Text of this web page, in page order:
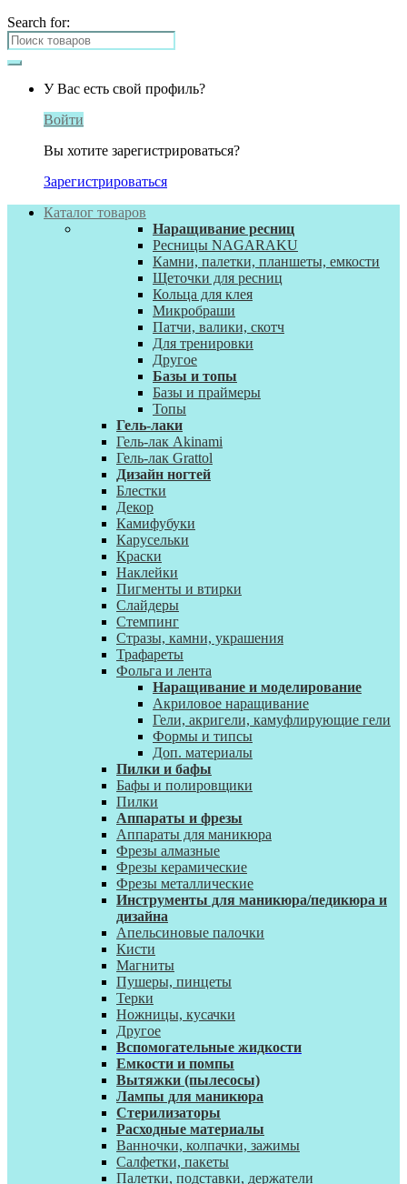
Search for:
У Вас есть свой профиль?
Войти
Вы хотите зарегистрироваться?
Зарегистрироваться
Каталог товаров
Наращивание ресниц
Ресницы NAGARAKU
Камни, палетки, планшеты, емкости
Щеточки для ресниц
Кольца для клея
Микробраши
Патчи, валики, скотч
Для тренировки
Другое
Базы и топы
Базы и праймеры
Топы
Гель-лаки
Гель-лак Akinami
Гель-лак Grattol
Дизайн ногтей
Блестки
Декор
Камифубуки
Карусельки
Краски
Наклейки
Пигменты и втирки
Слайдеры
Стемпинг
Стразы, камни, украшения
Трафареты
Фольга и лента
Наращивание и моделирование
Акриловое наращивание
Гели, акригели, камуфлирующие гели
Формы и типсы
Доп. материалы
Пилки и бафы
Бафы и полировщики
Пилки
Аппараты и фрезы
Аппараты для маникюра
Фрезы алмазные
Фрезы керамические
Фрезы металлические
Инструменты для маникюра/педикюра и
дизайна
Апельсиновые палочки
Кисти
Магниты
Пушеры, пинцеты
Терки
Ножницы, кусачки
Другое
Вспомогательные жидкости
Емкости и помпы
Вытяжки (пылесосы)
Лампы для маникюра
Стерилизаторы
Расходные материалы
Ванночки, колпачки, зажимы
Салфетки, пакеты
Палетки, подставки, держатели